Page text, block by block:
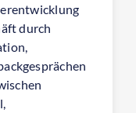
durch